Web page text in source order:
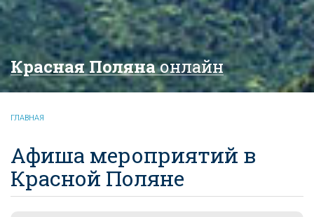
Красная Полянаонлайн
ГЛАВНАЯ
Афиша мероприятий в
Красной Поляне